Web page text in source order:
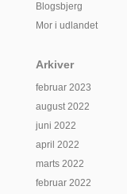
Blogsbjerg
Mor i udlandet
Arkiver
februar 2023
august 2022
juni 2022
april 2022
marts 2022
februar 2022